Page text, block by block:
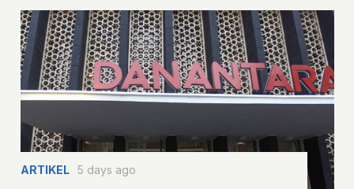
ARTIKEL 5 days ago